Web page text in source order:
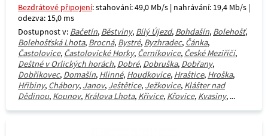
Bezdrátové připojení: stahování: 49,0 Mb/s | nahrávání: 19,4 Mb/s |
odezva: 15,0 ms
Dostupnost v: Bačetín, Běstviny, Bílý Újezd, Bohdašín, Bolehošť,
Bolehošťská Lhota, Brocná, Bystré, Byzhradec, Čánka,
Častolovice, Častolovické Horky, Černíkovice, České Meziříčí,
Deštné v Orlických horách, Dobré, Dobruška, Dobřany,
Dobříkovec, Domašín, Hlinné, Houdkovice, Hraštice, Hroška,
Hřibiny, Chábory, Janov, Ještětice, Ježkovice, Klášter nad
Dědinou, Kounov, Králova Lhota, Křivice, Křovice, Kvasiny, ...